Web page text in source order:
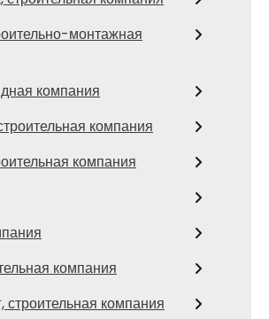
монтажная
компания
компания
компания
компания
строительная компания